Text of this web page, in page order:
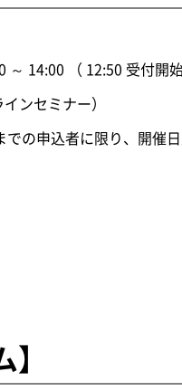
14:00 （ 12:50 受付開始
ンセミナー）
込者に限り、開催日
】